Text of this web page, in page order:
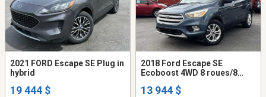
2021 FORD Escape SE Plug in
hybrid
19 444 $
2018 Ford Escape SE
Ecoboost 4WD 8 roues/8
13 944 $